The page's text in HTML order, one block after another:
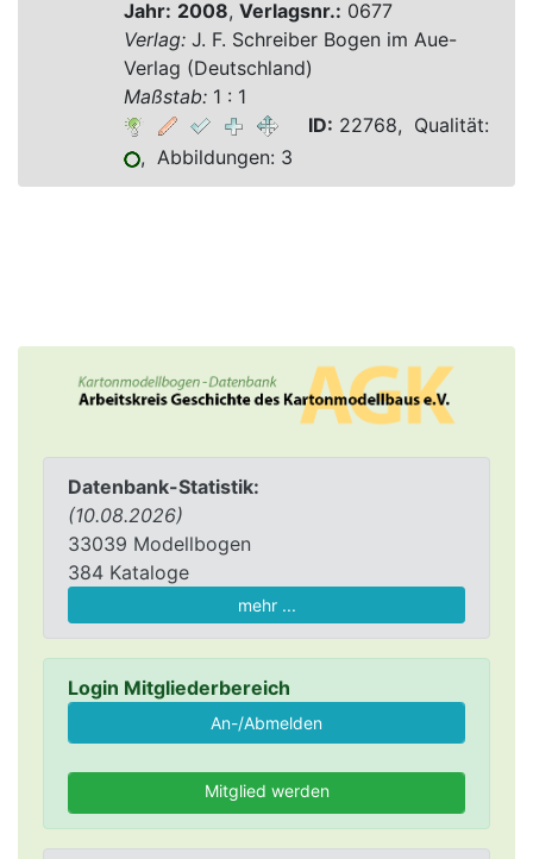
Datenbank-Statistik:
(10.08.2026)
33039 Modellbogen
384 Kataloge
mehr ...
Login Mitgliederbereich
Mitglied werden
Jahr: 2008, Verlagsnr.: 0677
Verlag:J. F. Schreiber Bogen im Aue-
Verlag (Deutschland)
Maßstab:1 : 1
ID: 22768, Qualität:
, Abbildungen: 3